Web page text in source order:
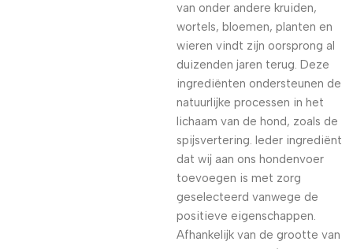
van onder andere kruiden,
wortels, bloemen, planten en
wieren vindt zijn oorsprong al
duizenden jaren terug. Deze
ingrediënten ondersteunen de
natuurlijke processen in het
lichaam van de hond, zoals de
spijsvertering. Ieder ingrediënt
dat wij aan ons hondenvoer
toevoegen is met zorg
geselecteerd vanwege de
positieve eigenschappen.
Afhankelijk van de grootte van